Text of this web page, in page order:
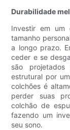
Durabilidade
Investir em um
tamanho
a longo prazo.
ceder e se
são
estrutural por
colchões é
perder suas
colchão de
fazendo um
seu sono.